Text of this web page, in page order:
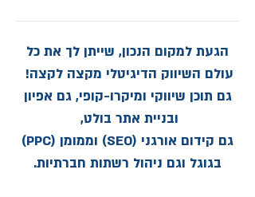
הגעת למקום הנכון, שייתן לך את כל
עולם השיווק הדיגיטלי מקצה לקצה!
גם תוכן שיווקי ומיקרו-קופי, גם אפיון
ובניית אתר בולט,
גם קידום אורגני (SEO) וממומן (PPC)
בגוגל וגם ניהול רשתות חברתיות.